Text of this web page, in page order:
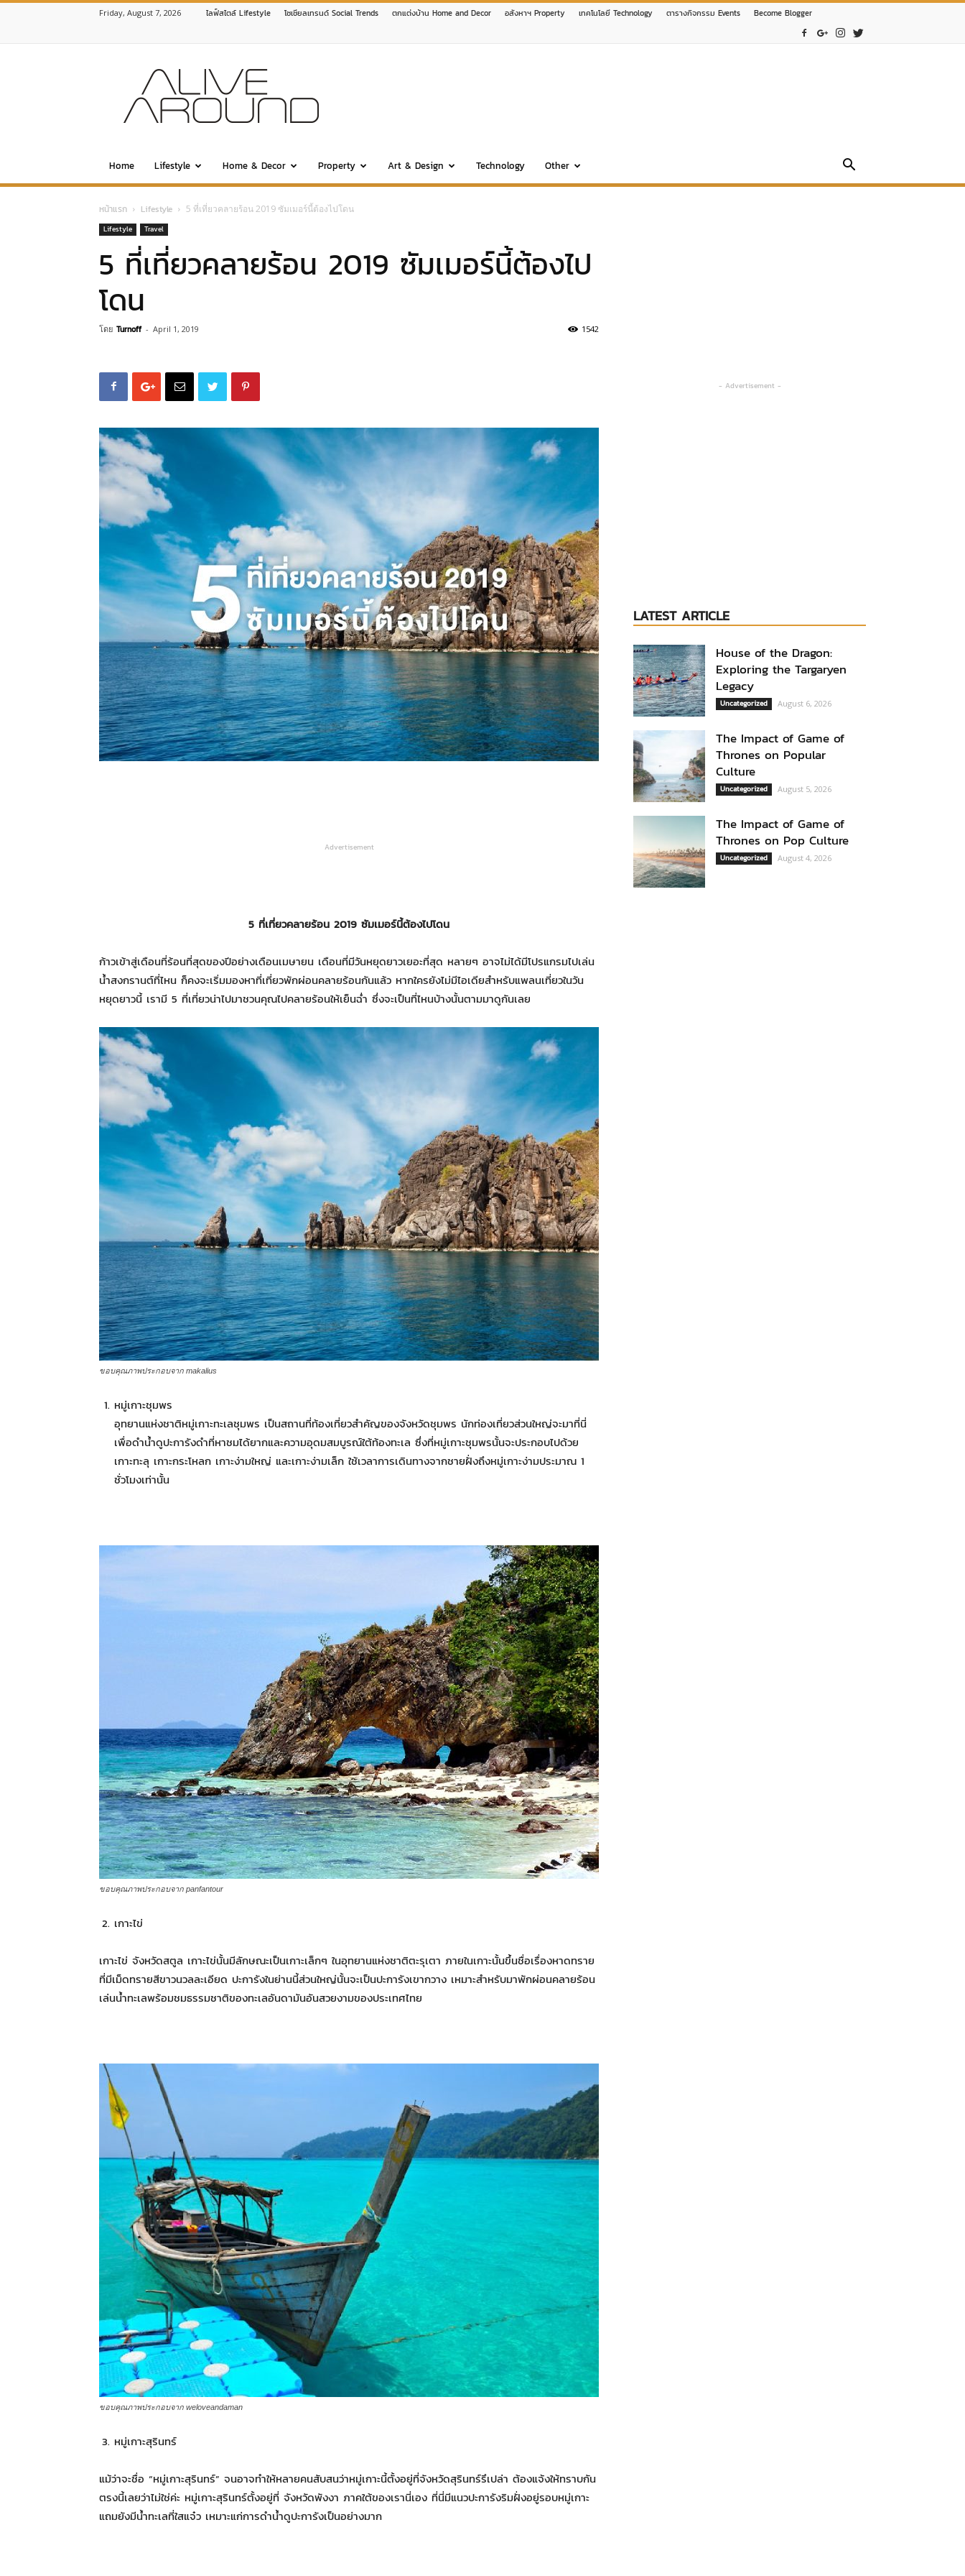
Friday, August 7, 2026 ไลฟ์สไตล์ Lifestyle โซเชียลเทรนด์ Social Trends ตกแต่งบ้าน Home and Decor อสังหาฯ Property เทคโนโลยี Technology ตารางกิจกรรม Events Become Blogger
www.alivearound.com
Home Lifestyle Home & Decor Property Art & Design Technology Other
หน้าแรก Lifestyle 5 ที่เที่ยวคลายร้อน 2019 ซัมเมอร์นี้ต้องไปโดน
Lifestyle Travel
5 ที่เที่ยวคลายร้อน 2019 ซัมเมอร์นี้ต้องไป
โดน
โดย Turnoff - April 1, 2019 1542
Advertisement
5 ที่เที่ยวคลายร้อน 2019 ซัมเมอร์นี้ต้องไปโดน
ก้าวเข้าสู่เดือนที่ร้อนที่สุดของปีอย่างเดือนเมษายน เดือนที่มีวันหยุดยาวเยอะที่สุด หลายๆ อาจไม่ได้มีโปรแกรมไปเล่น
น้ำสงกรานต์ที่ไหน ก็คงจะเริ่มมองหาที่เที่ยวพักผ่อนคลายร้อนกันแล้ว หากใครยังไม่มีไอเดียสำหรับแพลนเที่ยวในวัน
หยุดยาวนี้ เรามี 5 ที่เที่ยวน่าไปมาชวนคุณไปคลายร้อนให้เย็นฉ่ำ ซึ่งจะเป็นที่ไหนบ้างนั้นตามมาดูกันเลย
ขอบคุณภาพประกอบจาก makalius
หมู่เกาะชุมพร
อุทยานแห่งชาติหมู่เกาะทะเลชุมพร เป็นสถานที่ท้องเที่ยวสำคัญของจังหวัดชุมพร นักท่องเที่ยวส่วนใหญ่จะมาที่นี่
เพื่อดำน้ำดูปะการังดำที่หาชมได้ยากและความอุดมสมบูรณ์ใต้ท้องทะเล ซึ่งที่หมู่เกาะชุมพรนั้นจะประกอบไปด้วย
เกาะทะลุ เกาะกระโหลก เกาะง่ามใหญ่ และเกาะง่ามเล็ก ใช้เวลาการเดินทางจากชายฝั่งถึงหมู่เกาะง่ามประมาณ 1
ชั่วโมงเท่านั้น
ขอบคุณภาพประกอบจาก panfantour
เกาะไข่
เกาะไข่ จังหวัดสตูล เกาะไข่นั้นมีลักษณะเป็นเกาะเล็กๆ ในอุทยานแห่งชาติตะรุเตา ภายในเกาะนั้นขึ้นชื่อเรื่องหาดทราย
ที่มีเม็ดทรายสีขาวนวลละเอียด ปะการังในย่านนี้ส่วนใหญ่นั้นจะเป็นปะการังเขากวาง เหมาะสำหรับมาพักผ่อนคลายร้อน
เล่นน้ำทะเลพร้อมชมธรรมชาติของทะเลอันดามันอันสวยงามของประเทศไทย
ขอบคุณภาพประกอบจาก weloveandaman
หมู่เกาะสุรินทร์
แม้ว่าจะชื่อ “หมู่เกาะสุรินทร์” จนอาจทำให้หลายคนสับสนว่าหมู่เกาะนี้ตั้งอยู่ที่จังหวัดสุรินทร์รึเปล่า ต้องแจ้งให้ทราบกัน
ตรงนี้เลยว่าไม่ใช่ค่ะ หมู่เกาะสุรินทร์ตั้งอยู่ที่ จังหวัดพังงา ภาคใต้ของเรานี่เอง ที่นี่มีแนวปะการังริมฝั่งอยู่รอบหมู่เกาะ
แถมยังมีน้ำทะเลที่ใสแจ๋ว เหมาะแก่การดำน้ำดูปะการังเป็นอย่างมาก
- Advertisement -
LATEST ARTICLE
House of the Dragon:
Exploring the Targaryen
Legacy
Uncategorized August 6, 2026
The Impact of Game of
Thrones on Popular
Culture
Uncategorized August 5, 2026
The Impact of Game of
Thrones on Pop Culture
Uncategorized August 4, 2026